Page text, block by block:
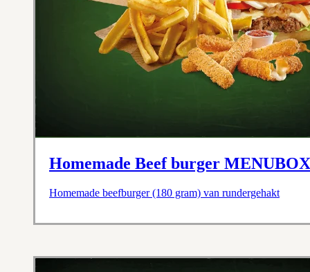
Homemade Beef burger
Homemade beefburger (180 gram) van rundergehakt